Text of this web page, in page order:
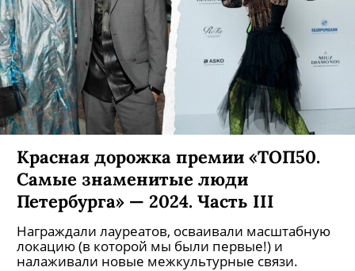
Красная дорожка премии «ТОП50.
Самые знаменитые люди
Петербурга» — 2024. Часть III
Награждали лауреатов, осваивали масштабную
локацию (в которой мы были первые!) и
налаживали новые межкультурные связи.